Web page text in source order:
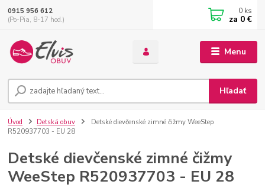
Menu
Hľadať
0915 956 612
(Po-Pia, 8-17 hod.)
0 ks
za 0 €
Úvod Detská obuv
Detské dievčenské zimné čižmy WeeStep
R520937703 - EU 28
Detské dievčenské zimné čižmy
WeeStep R520937703 - EU 28